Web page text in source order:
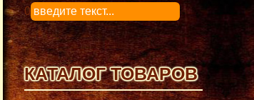
0
КАТАЛОГ ТОВАРОВ